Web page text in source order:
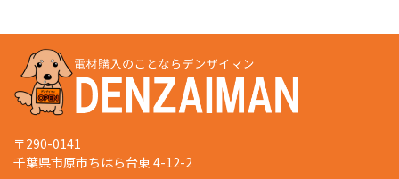
〒290-0141
千葉県市原市ちはら台東 4-12-2